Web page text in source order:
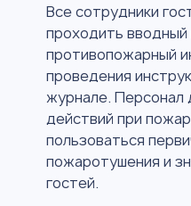
Все сотрудники
проходить вводный
противопожарный
проведения
журнале. Персонал
действий при
пользоваться
пожаротушения и
гостей.